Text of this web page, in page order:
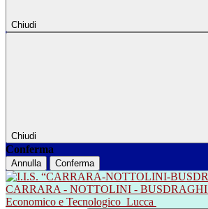
Chiudi
Chiudi
Conferma
Annulla Conferma
CARRARA - NOTTOLINI - BUSDRAGHI
Economico e Tecnologico Lucca